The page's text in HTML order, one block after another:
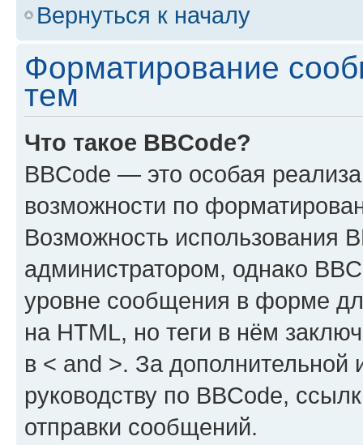
Вернуться к началу
Форматирование
тем
Что такое BBCode?
BBCode — это особая
возможности по
Возможность использования
администратором, однако
уровне сообщения в форме
на HTML, но теги в нём
в < and >. За
руководству по BBCode,
отправки сообщений.